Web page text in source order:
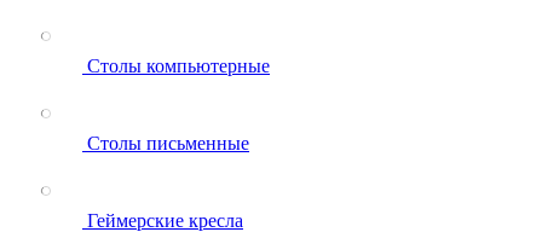
Столы компьютерные
Столы письменные
Геймерские кресла